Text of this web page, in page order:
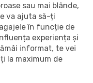
sau mai blânde,
va ajuta să-ți
în funcție de
experiența și
informat, te vei
la maximum de